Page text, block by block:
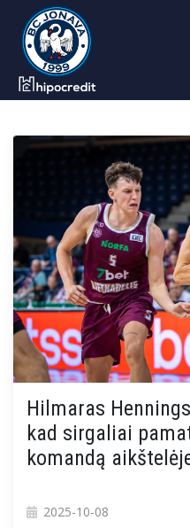
Hilmaras
kad sirgaliai
komandą
2025-10-08